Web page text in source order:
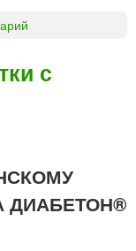
с
ДИАБЕТОН®